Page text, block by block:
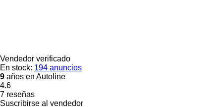
Vendedor verificado
En stock: 194 anuncios
9 años en Autoline
4.6
7 reseñas
Suscribirse al vendedor